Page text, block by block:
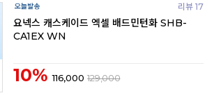
리뷰 17
요넥스 캐스케이드 엑셀 배드민턴화 SHB-
CA1EX WN
10% 116,000 129,000